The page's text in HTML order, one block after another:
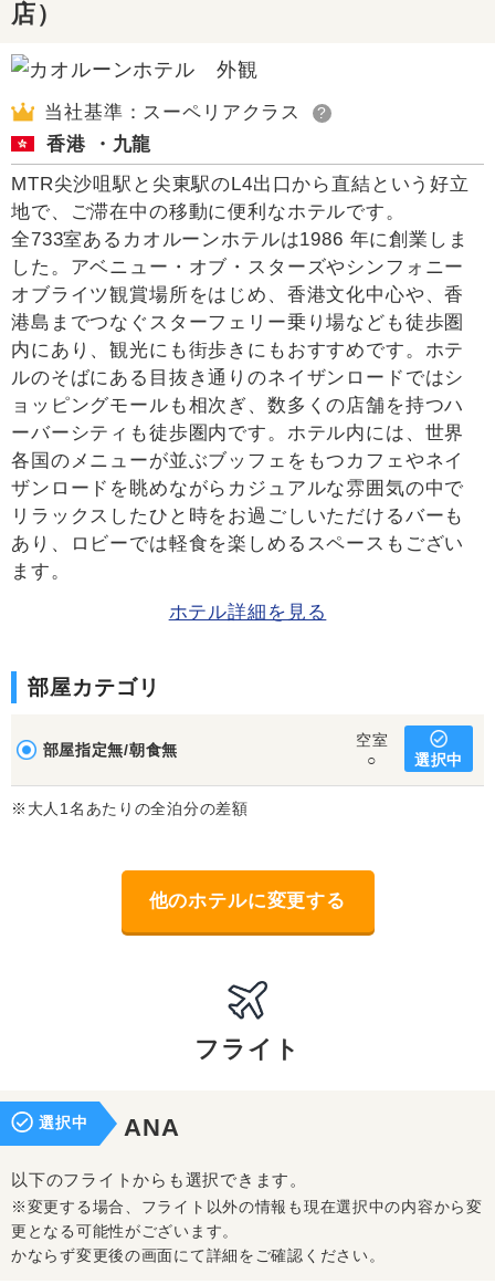
店）
当社基準：スーペリアクラス ?
香港 ・九龍
MTR尖沙咀駅と尖東駅のL4出口から直結という好立
地で、ご滞在中の移動に便利なホテルです。
全733室あるカオルーンホテルは1986 年に創業しま
した。アベニュー・オブ・スターズやシンフォニー
オブライツ観賞場所をはじめ、香港文化中心や、香
港島までつなぐスターフェリー乗り場なども徒歩圏
内にあり、観光にも街歩きにもおすすめです。ホテ
ルのそばにある目抜き通りのネイザンロードではシ
ョッピングモールも相次ぎ、数多くの店舗を持つハ
ーバーシティも徒歩圏内です。ホテル内には、世界
各国のメニューが並ぶブッフェをもつカフェやネイ
ザンロードを眺めながらカジュアルな雰囲気の中で
リラックスしたひと時をお過ごしいただけるバーも
あり、ロビーでは軽食を楽しめるスペースもござい
ます。
ホテル詳細を見る
部屋カテゴリ
部屋指定無/朝食無
空室
○
選択中
※大人1名あたりの全泊分の差額
他のホテルに変更する
フライト
選択中 ANA
以下のフライトからも選択できます。
※変更する場合、フライト以外の情報も現在選択中の内容から変
更となる可能性がございます。
かならず変更後の画面にて詳細をご確認ください。